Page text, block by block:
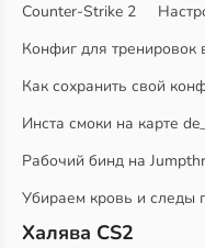
Counter-Strike 2
Конфиг для тренировок
Как сохранить свой
Инста смоки на карте
Рабочий бинд на
Убираем кровь и следы
Халява CS2